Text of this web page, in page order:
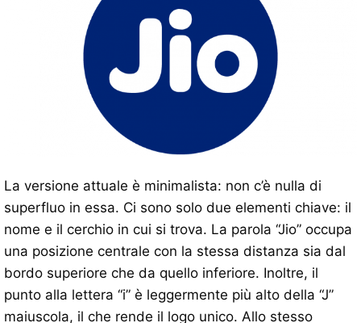
La versione attuale è minimalista: non c’è nulla di
superfluo in essa. Ci sono solo due elementi chiave: il
nome e il cerchio in cui si trova. La parola “Jio” occupa
una posizione centrale con la stessa distanza sia dal
bordo superiore che da quello inferiore. Inoltre, il
punto alla lettera “i” è leggermente più alto della “J”
maiuscola, il che rende il logo unico. Allo stesso